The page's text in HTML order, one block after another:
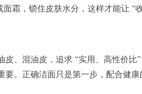
霜，锁住皮肤水分，这样才能让 “
、混油皮，追求 “实用、高性价比
。正确洁面只是第一步，配合健康